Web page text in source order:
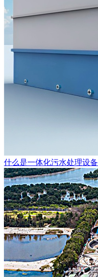
什么是一体化污水处理设备